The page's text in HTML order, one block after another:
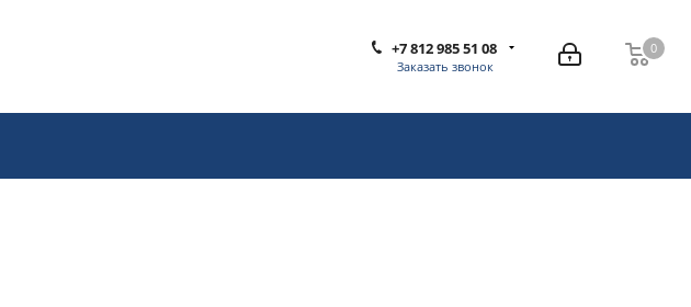
0
0
+7 812 985 51 08
Заказать звонок